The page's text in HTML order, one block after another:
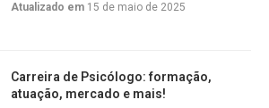
Atualizado em 15 de maio de 2025
Carreira de Psicólogo: formação,
atuação, mercado e mais!